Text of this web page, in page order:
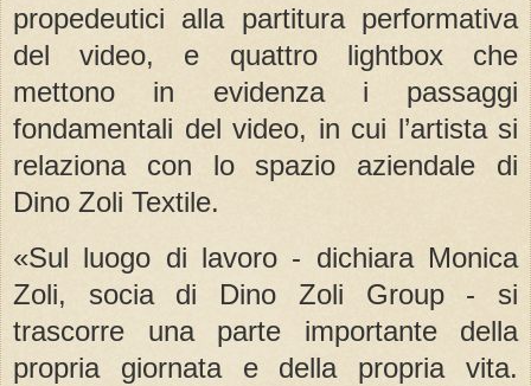
propedeutici alla partitura performativa
del video, e quattro lightbox che
mettono in evidenza i passaggi
fondamentali del video, in cui l’artista si
relaziona con lo spazio aziendale di
Dino Zoli Textile.
«Sul luogo di lavoro - dichiara Monica
Zoli, socia di Dino Zoli Group - si
trascorre una parte importante della
propria giornata e della propria vita.